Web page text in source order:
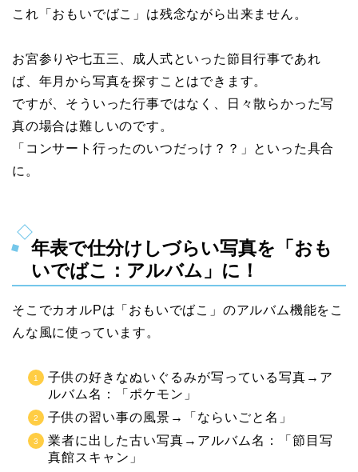
これ「おもいでばこ」は残念ながら出来ません。
お宮参りや七五三、成人式といった節目行事であれ
ば、年月から写真を探すことはできます。
ですが、そういった行事ではなく、日々散らかった写
真の場合は難しいのです。
「コンサート行ったのいつだっけ？？」といった具合
に。
年表で仕分けしづらい写真を「おも
いでばこ：アルバム」に！
そこでカオルPは「おもいでばこ」のアルバム機能をこ
んな風に使っています。
子供の好きなぬいぐるみが写っている写真→ア
ルバム名：「ポケモン」
子供の習い事の風景→「ならいごと名」
業者に出した古い写真→アルバム名：「節目写
真館スキャン」